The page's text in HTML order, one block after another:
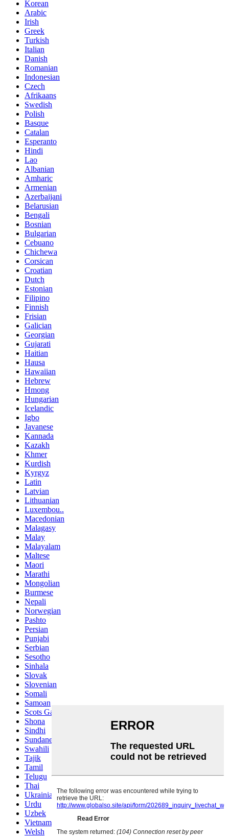
Korean
Arabic
Irish
Greek
Turkish
Italian
Danish
Romanian
Indonesian
Czech
Afrikaans
Swedish
Polish
Basque
Catalan
Esperanto
Hindi
Lao
Albanian
Amharic
Armenian
Azerbaijani
Belarusian
Bengali
Bosnian
Bulgarian
Cebuano
Chichewa
Corsican
Croatian
Dutch
Estonian
Filipino
Finnish
Frisian
Galician
Georgian
Gujarati
Haitian
Hausa
Hawaiian
Hebrew
Hmong
Hungarian
Icelandic
Igbo
Javanese
Kannada
Kazakh
Khmer
Kurdish
Kyrgyz
Latin
Latvian
Lithuanian
Luxembou..
Macedonian
Malagasy
Malay
Malayalam
Maltese
Maori
Marathi
Mongolian
Burmese
Nepali
Norwegian
Pashto
Persian
Punjabi
Serbian
Sesotho
Sinhala
Slovak
Slovenian
Somali
Samoan
Scots Gaelic
Shona
Sindhi
Sundanese
Swahili
Tajik
Tamil
Telugu
Thai
Ukrainian
Urdu
Uzbek
Vietnamese
Welsh